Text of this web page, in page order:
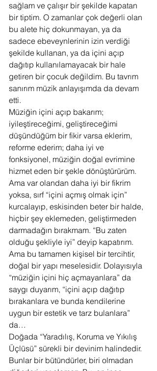
sağlam ve çalışır bir şekilde kapatan
bir tiptim. O zamanlar çok değerli olan
bu alete hiç dokunmayan, ya da
sadece ebeveynlerinin izin verdiği
şekilde kullanan, ya da içini açıp
dağıtıp kullanılamayacak bir hale
getiren bir çocuk değildim. Bu tavrım
sanırım müzik anlayışımda da devam
etti.
Müziğin içini açıp bakarım;
iyileştireceğimi, geliştireceğimi
düşündüğüm bir fikir varsa eklerim,
reforme ederim; daha iyi ve
fonksiyonel, müziğin doğal evrimine
hizmet eden bir şekle dönüştürürüm.
Ama var olandan daha iyi bir fikrim
yoksa, sırf “içini açmış olmak için”
kurcalayıp, eskisinden beter bir halde,
hiçbir şey eklemeden, geliştirmeden
darmadağın bırakmam. “Bu zaten
olduğu şekliyle iyi” deyip kapatırım.
Ama bu tamamen kişisel bir tercihtir,
doğal bir yapı meselesidir. Dolayısıyla
“müziğin içini hiç açmayanlara” da
saygı duyarım, “içini açıp dağıtıp
bırakanlara ve bunda kendilerine
uygun bir estetik ve tarz bulanlara”
da…
Doğada “Yaradılış, Koruma ve Yıkılış
Üçlüsü” sürekli bir devinim halindedir.
Bunlar bir bütündürler, biri olmadan